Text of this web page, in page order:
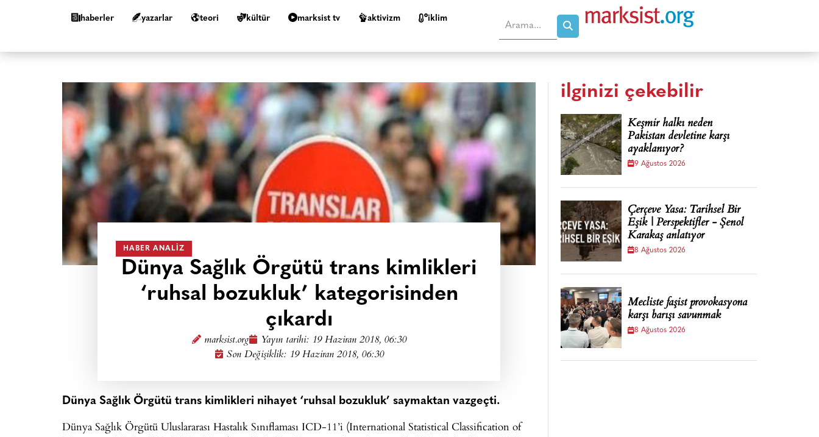
haberler yazarlar teori kültür marksist tv aktivizm i̇klim
HABER ANALIZ
Dünya Sağlık Örgütü trans kimlikleri
‘ruhsal bozukluk’ kategorisinden
çıkardı
marksist.org Yayın tarihi: 19 Haziran 2018, 06:30
Son Değişiklik: 19 Haziran 2018, 06:30
Dünya Sağlık Örgütü trans kimlikleri nihayet ‘ruhsal bozukluk’ saymaktan vazgeçti.
Dünya Sağlık Örgütü Uluslararası Hastalık Sınıflaması ICD-11’i (International Statistical Classification of
ilginizi çekebilir
Keşmir halkı neden
Pakistan devletine karşı
ayaklanıyor?
9 Ağustos 2026
Çerçeve Yasa: Tarihsel Bir
Eşik | Perspektifler - Şenol
Karakaş anlatıyor
8 Ağustos 2026
Mecliste faşist provokasyona
karşı barışı savunmak
8 Ağustos 2026